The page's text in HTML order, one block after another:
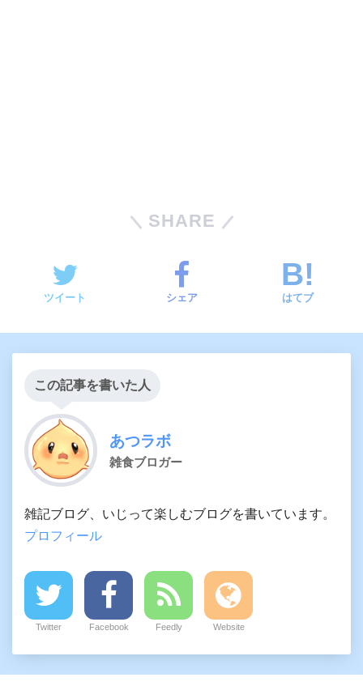
SHARE
ツイート シェア はてブ
この記事を書いた人
あつラボ
雑食ブロガー
雑記ブログ、いじって楽しむブログを書いています。
プロフィール
Twitter Facebook Feedly Website